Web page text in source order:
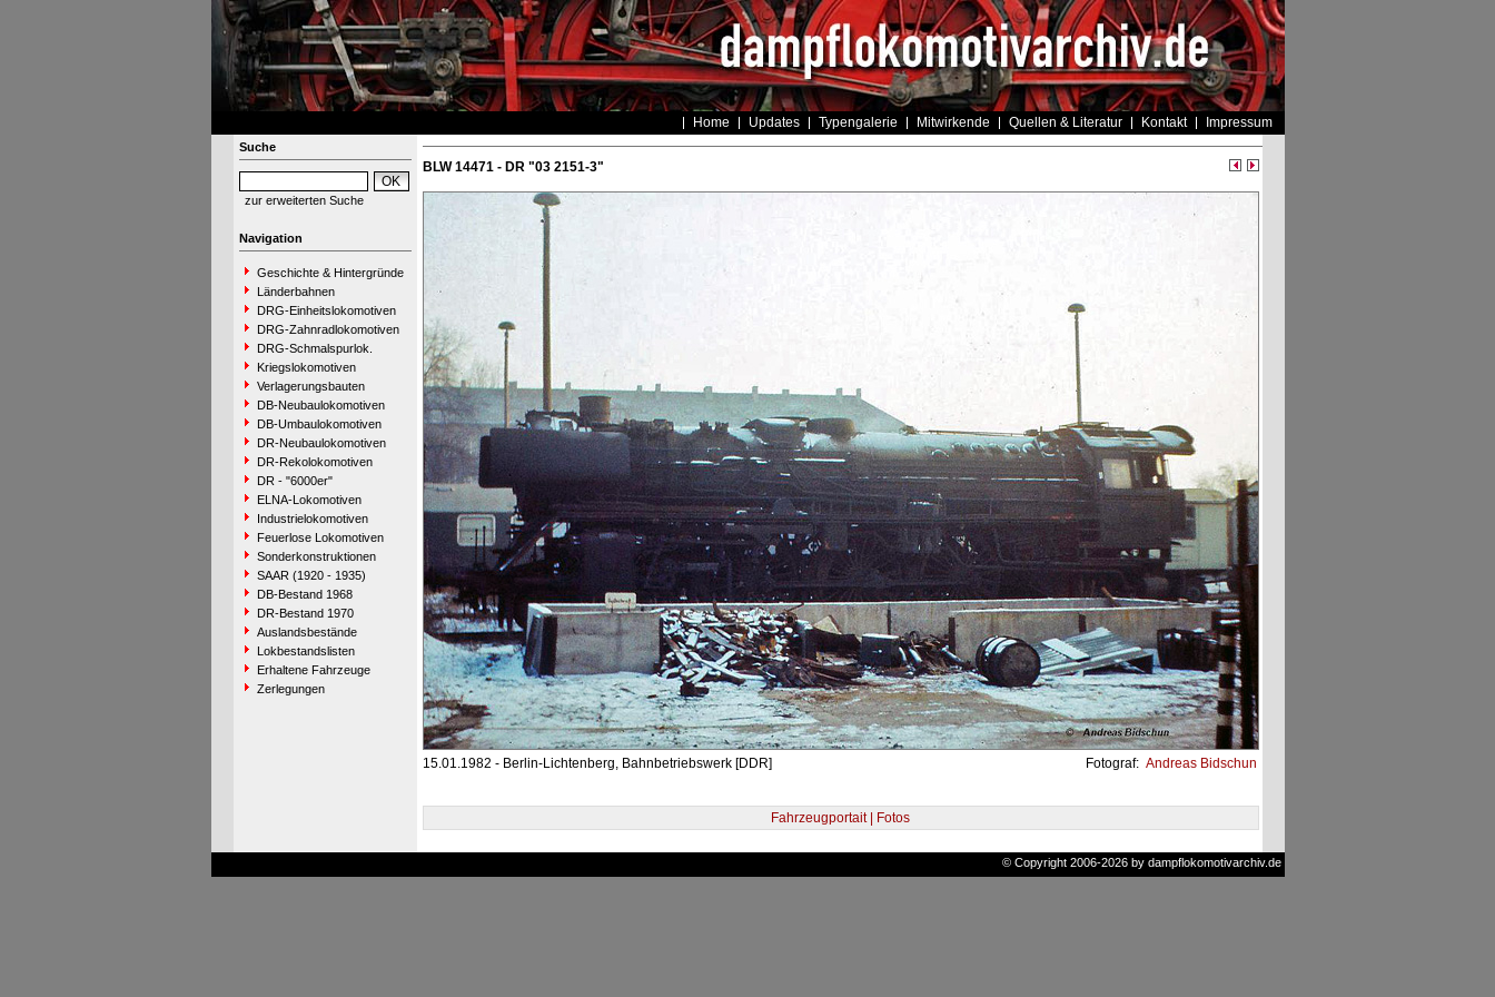
Home Updates Typengalerie Mitwirkende Quellen & Literatur Kontakt Impressum
Suche
zur erweiterten Suche
Navigation
Geschichte & Hintergründe
Länderbahnen
DRG-Einheitslokomotiven
DRG-Zahnradlokomotiven
DRG-Schmalspurlok.
Kriegslokomotiven
Verlagerungsbauten
DB-Neubaulokomotiven
DB-Umbaulokomotiven
DR-Neubaulokomotiven
DR-Rekolokomotiven
DR - "6000er"
ELNA-Lokomotiven
Industrielokomotiven
Feuerlose Lokomotiven
Sonderkonstruktionen
SAAR (1920 - 1935)
DB-Bestand 1968
DR-Bestand 1970
Auslandsbestände
Lokbestandslisten
Erhaltene Fahrzeuge
Zerlegungen
BLW 14471 - DR "03 2151-3"
15.01.1982 - Berlin-Lichtenberg, Bahnbetriebswerk [DDR] Fotograf: Andreas Bidschun
Fahrzeugportait | Fotos
© Copyright 2006-2026 by dampflokomotivarchiv.de